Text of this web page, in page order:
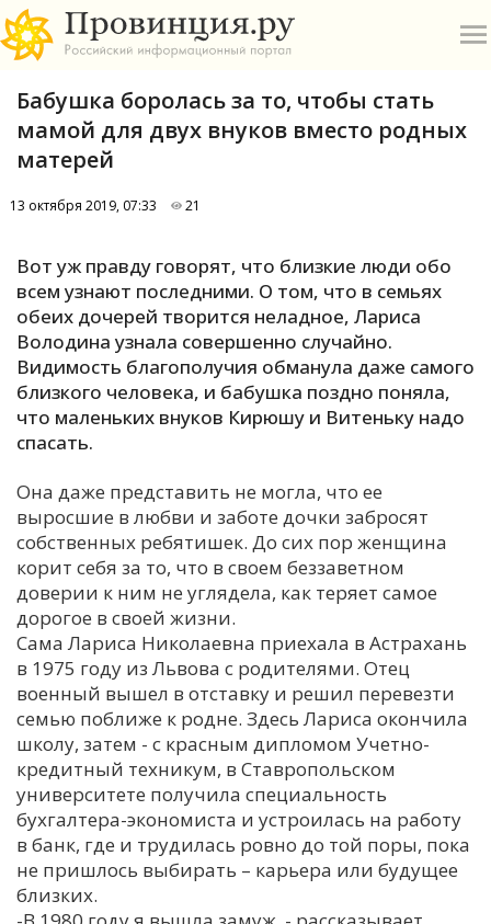
А
Б
В
Е
И
К
М
П
С
Т
У
Х
Ч
Бабушка боролась за то, чтобы стать
мамой для двух внуков вместо родных
матерей
13 октября 2019, 07:33 21
Вот уж правду говорят, что близкие люди обо
всем узнают последними. О том, что в семьях
обеих дочерей творится неладное, Лариса
Володина узнала совершенно случайно.
Видимость благополучия обманула даже самого
близкого человека, и бабушка поздно поняла,
что маленьких внуков Кирюшу и Витеньку надо
спасать.
Она даже представить не могла, что ее
выросшие в любви и заботе дочки забросят
собственных ребятишек. До сих пор женщина
корит себя за то, что в своем беззаветном
доверии к ним не углядела, как теряет самое
дорогое в своей жизни.
Сама Лариса Николаевна приехала в Астрахань
в 1975 году из Львова с родителями. Отец
военный вышел в отставку и решил перевезти
семью поближе к родне. Здесь Лариса окончила
школу, затем - с красным дипломом Учетно-
кредитный техникум, в Ставропольском
университете получила специальность
бухгалтера-экономиста и устроилась на работу
в банк, где и трудилась ровно до той поры, пока
не пришлось выбирать – карьера или будущее
близких.